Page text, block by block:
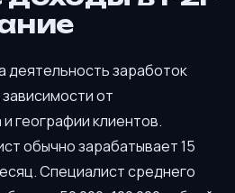
деятельность заработок
от
географии клиентов.
обычно зарабатывает 15
Специалист среднего